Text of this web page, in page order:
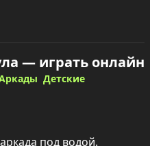
— играть онлайн
Детские
под водой.